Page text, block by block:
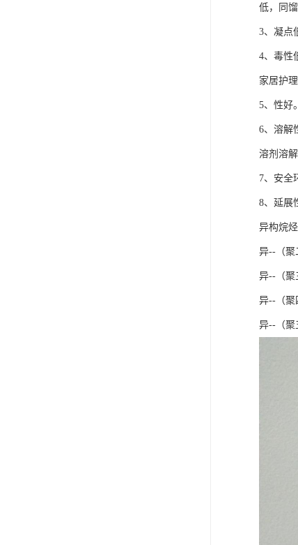
低，同
3、凝点
4、毒性
家居护
5、性好
6、溶解
溶剂溶
7、安全
8、延展
异构烷烃
异--（聚
异--（聚
异--（聚
异--（聚